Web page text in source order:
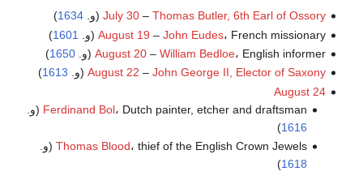
July 30– Thomas Butler, 6th Earl of Ossory (و.1634
)
August 19 – John Eudes، French missionary (و. 1601
)
August 20– William Bedloe، English informer (و. 1650
)
August 22 – John George II, Elector of Saxony (و. 1613
)
August 24
Ferdinand Bol، Dutch painter, etcher and draftsman (و.
1616
)
Thomas Blood، thief of the English Crown Jewels (و.
1618
)